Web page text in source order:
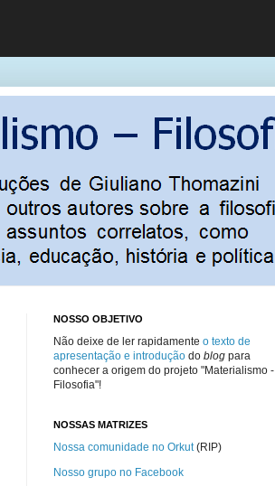
NOSSO OBJETIVO
Não deixe de ler rapidamente o texto de
apresentação e introdução do blog para
conhecer a origem do projeto "Materialismo -
Filosofia"!
NOSSAS MATRIZES
Nossa comunidade no Orkut(RIP)
Nosso grupo no Facebook